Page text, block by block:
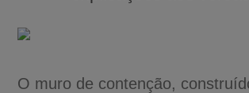
O muro de contenção,